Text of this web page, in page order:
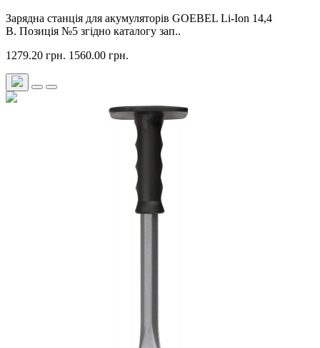
Зарядна станція для акумуляторів GOEBEL Li-Ion 14,4
В. Позиція №5 згідно каталогу зап..
1279.20 грн. 1560.00 грн.